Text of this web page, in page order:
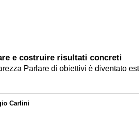
e costruire risultati concreti
Parlare di obiettivi è diventato
Carlini